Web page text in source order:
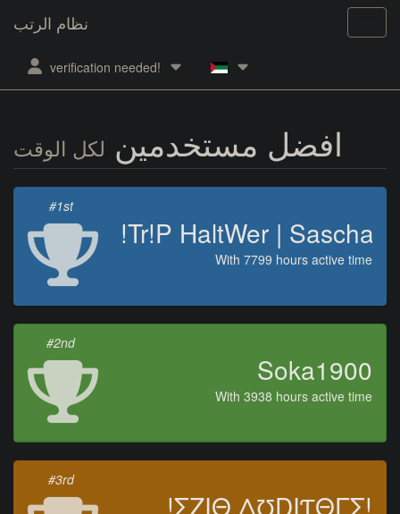
نظام الرتب
verification needed!
افضل مستخدمين لكل الوقت
#1st
!Tr!P HaltWer | Sascha
With 7799 hours active time
#2nd
Soka1900
With 3938 hours active time
#3rd
!ΣZIΘ ΔƱDIƬΘΓΣ!